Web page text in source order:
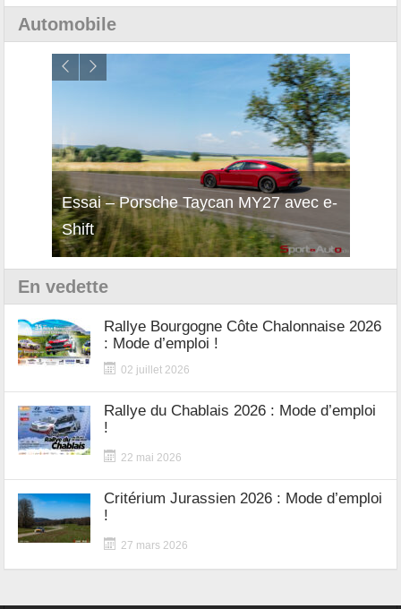
Automobile
Essai – Porsche Taycan MY27 avec e-
Shift
En vedette
Rallye Bourgogne Côte Chalonnaise 2026
: Mode d’emploi !
02 juillet 2026
Rallye du Chablais 2026 : Mode d’emploi
!
22 mai 2026
Critérium Jurassien 2026 : Mode d’emploi
!
27 mars 2026